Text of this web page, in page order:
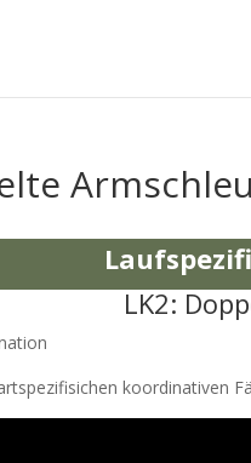
LK2:
koordinativen